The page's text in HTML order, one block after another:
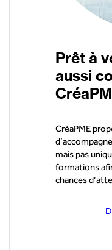
Prêt à
aussi
CréaPME
mais pas
formations
chances